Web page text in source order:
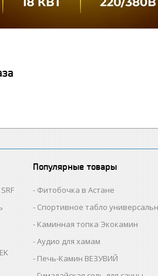
Популярные товары
Фитобочка в Астане
Спортивное табло
Каминная топка Экокамин
Аудио для хамам
Печь-Камин ВЕЗУВИЙ